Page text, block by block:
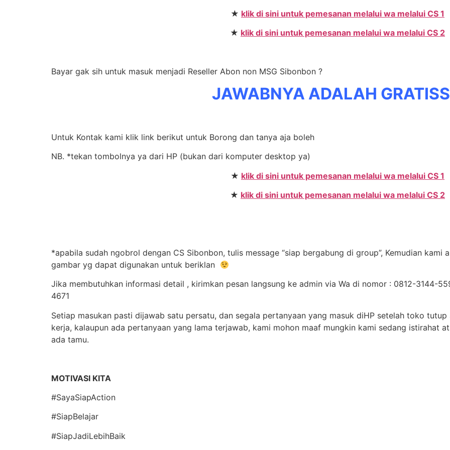
★ klik di sini untuk pemesanan melalui wa melalui CS 1
★ klik di sini untuk pemesanan melalui wa melalui CS 2
Bayar gak sih untuk masuk menjadi Reseller Abon non MSG Sibonbon ?
JAWABNYA ADALAH
Untuk Kontak kami klik link berikut untuk Borong dan tanya aja boleh
NB. *tekan tombolnya ya dari HP (bukan dari komputer desktop ya)
★ klik di sini untuk pemesanan melalui wa melalui CS 1
★ klik di sini untuk pemesanan melalui wa melalui CS 2
*apabila sudah ngobrol dengan CS Sibonbon, tulis message “siap bergabung di group”, Kemudian
gambar yg dapat digunakan untuk beriklan
Jika membutuhkan informasi detail , kirimkan pesan langsung ke admin via Wa di nomor : 0812-3144-
4671
Setiap masukan pasti dijawab satu persatu, dan segala pertanyaan yang masuk diHP setelah toko
kerja, kalaupun ada pertanyaan yang lama terjawab, kami mohon maaf mungkin kami sedang istirahat
ada tamu.
MOTIVASI KITA
#SayaSiapAction
#SiapBelajar
#SiapJadiLebihBaik